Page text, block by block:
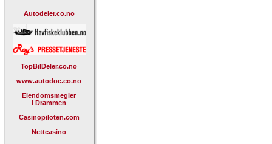
Autodeler.co.no
TopBilDeler.co.no
www.autodoc.co.no
Eiendomsmegler
i Drammen
Casinopiloten.com
Nettcasino